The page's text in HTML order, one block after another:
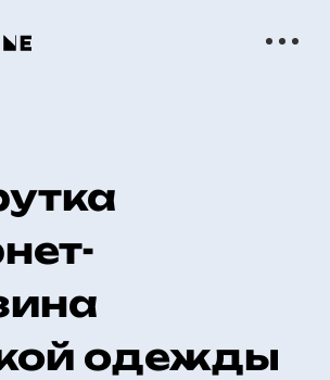
одежды